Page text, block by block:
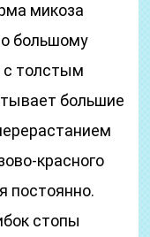
микоза
большому
с толстым
большие
красного
постоянно.
стопы